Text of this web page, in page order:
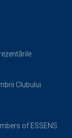
Clubului
of ESSENS